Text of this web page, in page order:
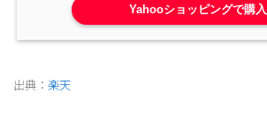
Yahooショッピングで購入
出典： 楽天